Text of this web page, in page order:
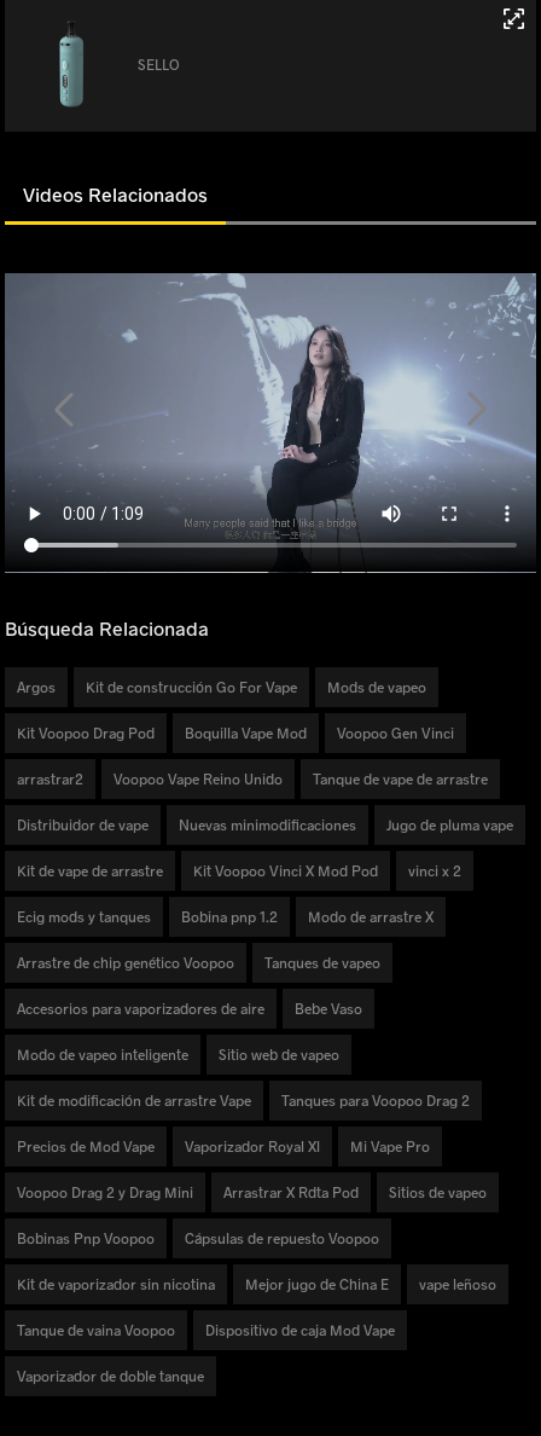
SELLO
Videos Relacionados
Búsqueda Relacionada
Argos Kit de construcción Go For Vape Mods de vapeo
Kit Voopoo Drag Pod Boquilla Vape Mod Voopoo Gen Vinci
arrastrar2 Voopoo Vape Reino Unido Tanque de vape de arrastre
Distribuidor de vape Nuevas minimodificaciones Jugo de pluma vape
Kit de vape de arrastre Kit Voopoo Vinci X Mod Pod vinci x 2
Ecig mods y tanques Bobina pnp 1.2 Modo de arrastre X
Arrastre de chip genético Voopoo Tanques de vapeo
Accesorios para vaporizadores de aire Bebe Vaso
Modo de vapeo inteligente Sitio web de vapeo
Kit de modificación de arrastre Vape Tanques para Voopoo Drag 2
Precios de Mod Vape Vaporizador Royal Xl Mi Vape Pro
Voopoo Drag 2 y Drag Mini Arrastrar X Rdta Pod Sitios de vapeo
Bobinas Pnp Voopoo Cápsulas de repuesto Voopoo
Kit de vaporizador sin nicotina Mejor jugo de China E vape leñoso
Tanque de vaina Voopoo Dispositivo de caja Mod Vape
Vaporizador de doble tanque